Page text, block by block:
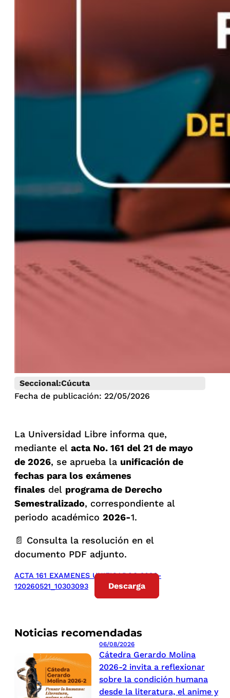
Seccional:Cúcuta
Fecha de publicación: 22/05/2026
Noticias recomendadas
06/08/2026
Cátedra Gerardo Molina
2026-2 invita a reflexionar
sobre la condición humana
desde la literatura, el anime y
La Universidad Libre informa que,
mediante el acta No. 161 del 21 de mayo
de 2026, se aprueba la unificación de
fechas para los exámenes
finales del programa de Derecho
Semestralizado, correspondiente al
periodo académico 2026-1.
📄 Consulta la resolución en el
documento PDF adjunto.
ACTA 161 EXAMENES UNIFICADOS 2026-
120260521_10303093
Descarga